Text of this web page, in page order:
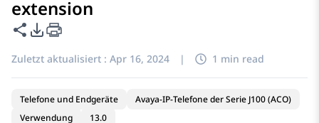
extension
Diese Seite teilen
PDF-Exportoptionen
Zuletzt aktualisiert : Apr 16, 2024 | 1 min read
Telefone und Endgeräte
Avaya-IP-Telefone der Serie J100 (ACO)
Verwendung
13.0